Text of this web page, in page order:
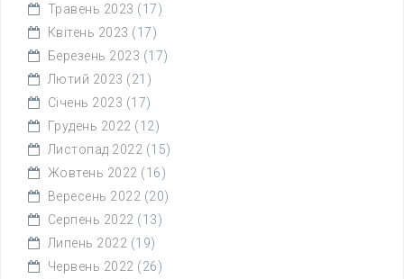
Травень 2023 (17)
Квітень 2023 (17)
Березень 2023 (17)
Лютий 2023 (21)
Січень 2023 (17)
Грудень 2022 (12)
Листопад 2022 (15)
Жовтень 2022 (16)
Вересень 2022 (20)
Серпень 2022 (13)
Липень 2022 (19)
Червень 2022 (26)